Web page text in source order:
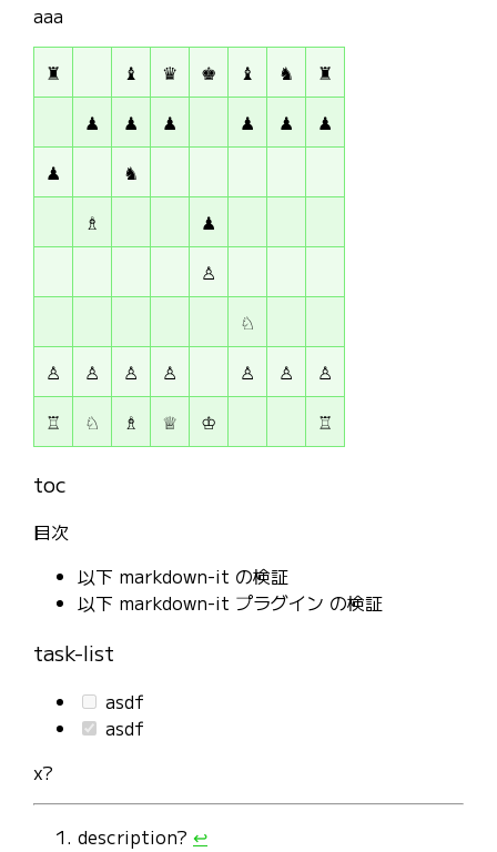
aaa
♜ ♝ ♛ ♚ ♝ ♞
♜
♟
♟ ♟ ♟ ♟
♟
♟
♞
♗
♟
♙
♘
♙
♙ ♙ ♙ ♙ ♙
♙
♖
♘ ♗ ♕ ♔ ♖
toc
目次
以下 markdown-it の検証
以下 markdown-it プラグイン の検証
task-list
asdf
asdf
x?
description? ↩︎